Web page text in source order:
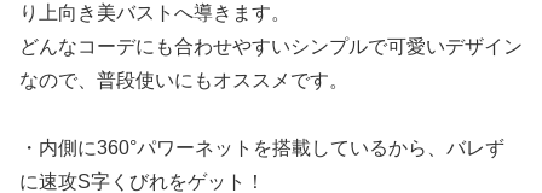
り上向き美バストへ導きます。
どんなコーデにも合わせやすいシンプルで可愛いデザイン
なので、普段使いにもオススメです。
・内側に360°パワーネットを搭載しているから、バレず
に速攻S字くびれをゲット！